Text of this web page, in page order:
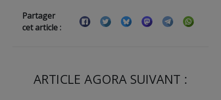
Partager
cet article :
ARTICLE AGORA SUIVANT :